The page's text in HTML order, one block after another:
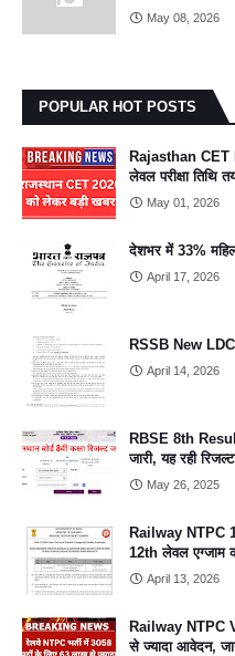
May 08, 2026
POPULAR HOT POSTS
Rajasthan CET
लेवल परीक्षा तिथि
May 01, 2026
देशभर में 33%
April 17, 2026
RSSB New LDC
April 14, 2026
RBSE 8th Result
जारी, यह रही
May 26, 2025
Railway NTPC
12th लेवल एग्जाम की
April 13, 2026
Railway NTPC
से ज्यादा आवेदन,